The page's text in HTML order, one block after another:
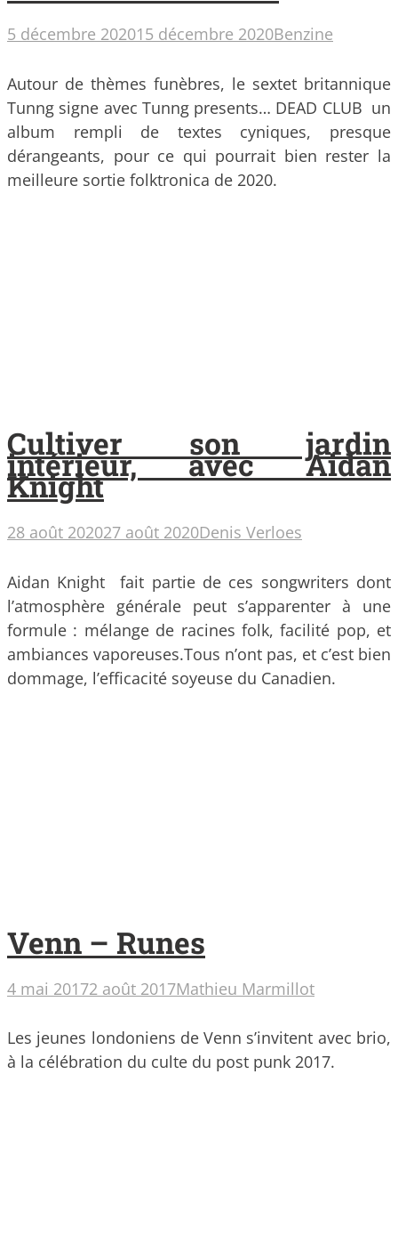
5 décembre 202015 décembre 2020Benzine
Autour de thèmes funèbres, le sextet britannique
Tunng signe avec Tunng presents… DEAD CLUB un
album rempli de textes cyniques, presque
dérangeants, pour ce qui pourrait bien rester la
meilleure sortie folktronica de 2020.
Cultiver son jardin
intérieur, avec Aidan
Knight
28 août 202027 août 2020Denis Verloes
Aidan Knight fait partie de ces songwriters dont
l’atmosphère générale peut s’apparenter à une
formule : mélange de racines folk, facilité pop, et
ambiances vaporeuses.Tous n’ont pas, et c’est bien
dommage, l’efficacité soyeuse du Canadien.
Venn – Runes
4 mai 20172 août 2017Mathieu Marmillot
Les jeunes londoniens de Venn s’invitent avec brio,
à la célébration du culte du post punk 2017.